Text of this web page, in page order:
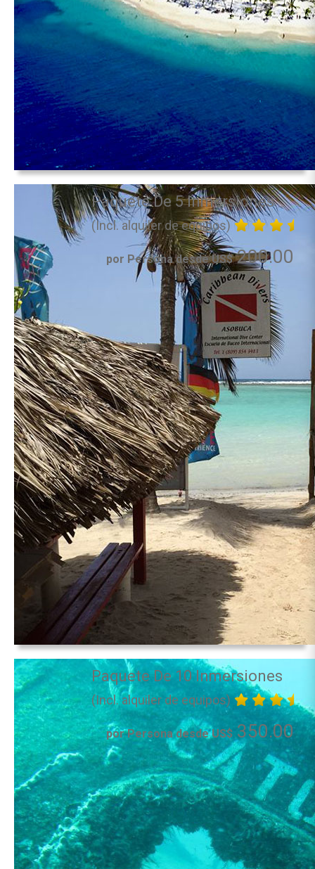
Paquete De 5 Inmersiones
(Incl. alquiler de equipos)
por Persona desde US$200.00
Paquete De 10 Inmersiones
(Incl. alquiler de equipos)
por Persona desde US$ 350.00